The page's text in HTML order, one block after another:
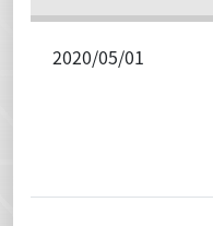
2020/05/01